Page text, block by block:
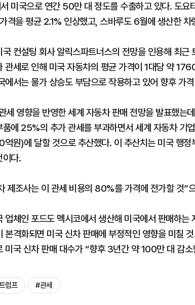
미국으로 연간 50만 대 정도를 수출하고 있다. 도요
격을 평균 2.1% 인상했고, 스바루도 6월에 생산한 차
컨설팅 회사 알릭스파트너스의 전망을 인용해 최근
관세로 인해 미국 자동차의 평균 가격이 1대당 약
에서는 물가 상승도 부담으로 작용하고 있어 향후 가
세 영향을 반영한 세계 자동차 판매 전망을 발표했는
품에 25%의 추가 관세를 부과하면서 세계 자동차 기
원)에 달할 것으로 추산했다. 이 추산치는 미국 행정
이다.
제조사는 이 관세 비용의 80%를 가격에 전가할 것”
업체인 포드도 멕시코에서 생산해 미국에서 판매하는
본격화되면 미국 신차 판매에 부정적인 영향을 미칠
미국 신차 판매 대수가 “향후 3년간 약 100만 대 감
럼프 #관세